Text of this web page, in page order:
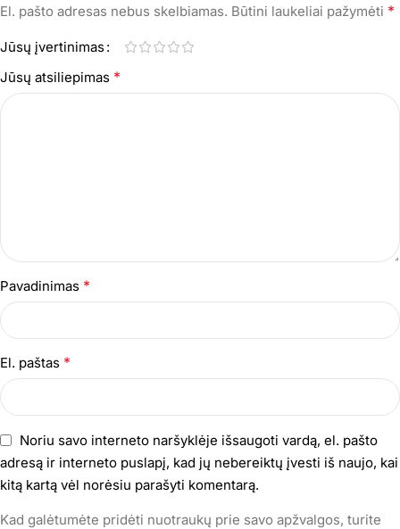
El. pašto adresas nebus skelbiamas. Būtini laukeliai pažymėti *
Jūsų įvertinimas
Jūsų atsiliepimas *
Pavadinimas *
El. paštas *
Noriu savo interneto naršyklėje išsaugoti vardą, el. pašto
adresą ir interneto puslapį, kad jų nebereiktų įvesti iš naujo, kai
kitą kartą vėl norėsiu parašyti komentarą.
Kad galėtumėte pridėti nuotraukų prie savo apžvalgos, turite